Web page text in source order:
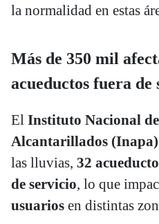
la normalidad en estas
Más de 350 mil
acueductos fuera de
El Instituto Nacional
Alcantarillados (Inapa)
las lluvias, 32
de servicio, lo que
usuarios en distintas